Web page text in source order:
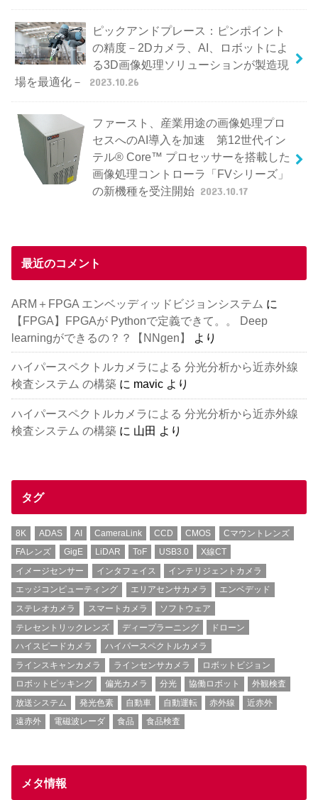
ピックアンドプレース：ピンポイント
の精度－2Dカメラ、AI、ロボットによ
る3D画像処理ソリューションが製造現
場を最適化－
2023.10.26
ファースト、産業用途の画像処理プロ
セスへのAI導入を加速 第12世代イン
テル® Core™ プロセッサーを搭載した
画像処理コントローラ「FVシリーズ」
の新機種を受注開始 2023.10.17
最近のコメント
ARM＋FPGA エンベッディッドビジョンシステム に
【FPGA】FPGAが Pythonで定義できて。。 Deep
learningができるの？？【NNgen】
より
ハイパースペクトルカメラによる 分光分析から近赤外線
検査システム の構築 に mavic より
ハイパースペクトルカメラによる 分光分析から近赤外線
検査システム の構築 に 山田 より
タグ
8K ADAS AI CameraLink CCD CMOS
Cマウントレンズ
FAレンズ
GigE LiDAR ToF USB3.0
X線CT
イメージセンサー
インタフェイス
インテリジェントカメラ
エッジコンピューティング
エリアセンサカメラ
エンベデッド
ステレオカメラ
スマートカメラ
ソフトウェア
テレセントリックレンズ
ディープラーニング
ドローン
ハイスピードカメラ
ハイパースペクトルカメラ
ラインスキャンカメラ
ラインセンサカメラ
ロボットビジョン
ロボットピッキング
偏光カメラ 分光 協働ロボット
外観検査
放送システム
発光色素 自動車 自動運転 赤外線
近赤外
遠赤外
電磁波レーダ 食品 食品検査
メタ情報